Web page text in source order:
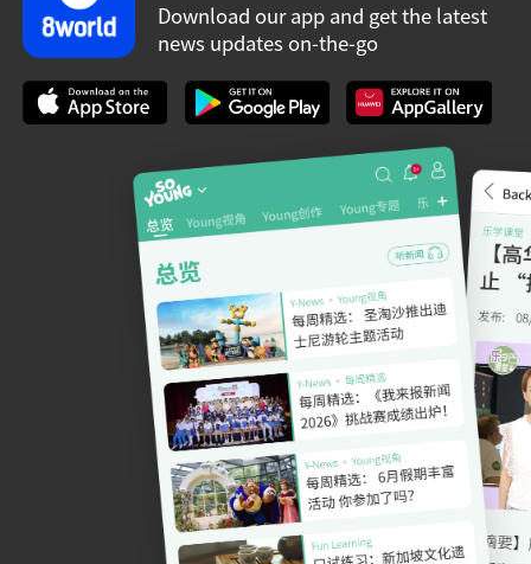
Download our app and get the latest
news updates on-the-go